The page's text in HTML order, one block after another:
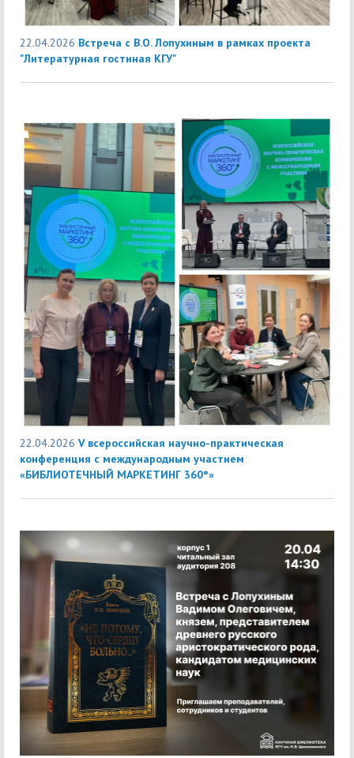
22.04.2026 Встреча с В.О. Лопухиным в рамках проекта
"Литературная гостиная КГУ"
22.04.2026 V всероссийская научно-практическая
конференция с международным участием
«БИБЛИОТЕЧНЫЙ МАРКЕТИНГ 360°»